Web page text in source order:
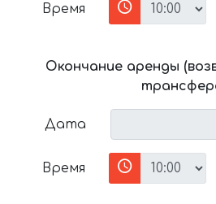
Время
Окончание аренды
Дата
Время